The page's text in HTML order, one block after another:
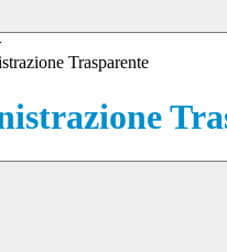
Trasparente